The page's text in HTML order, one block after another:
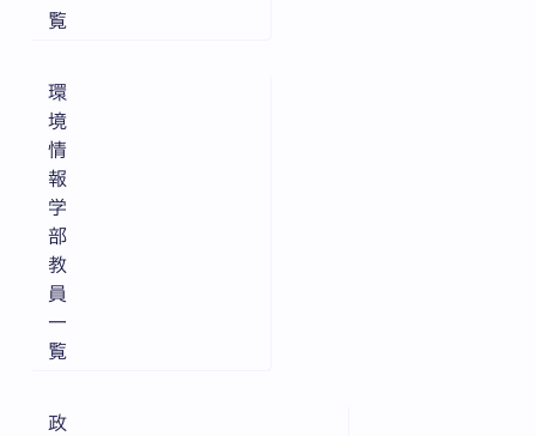
覧
環
境
情
報
学
部
教
員
一
覧
政